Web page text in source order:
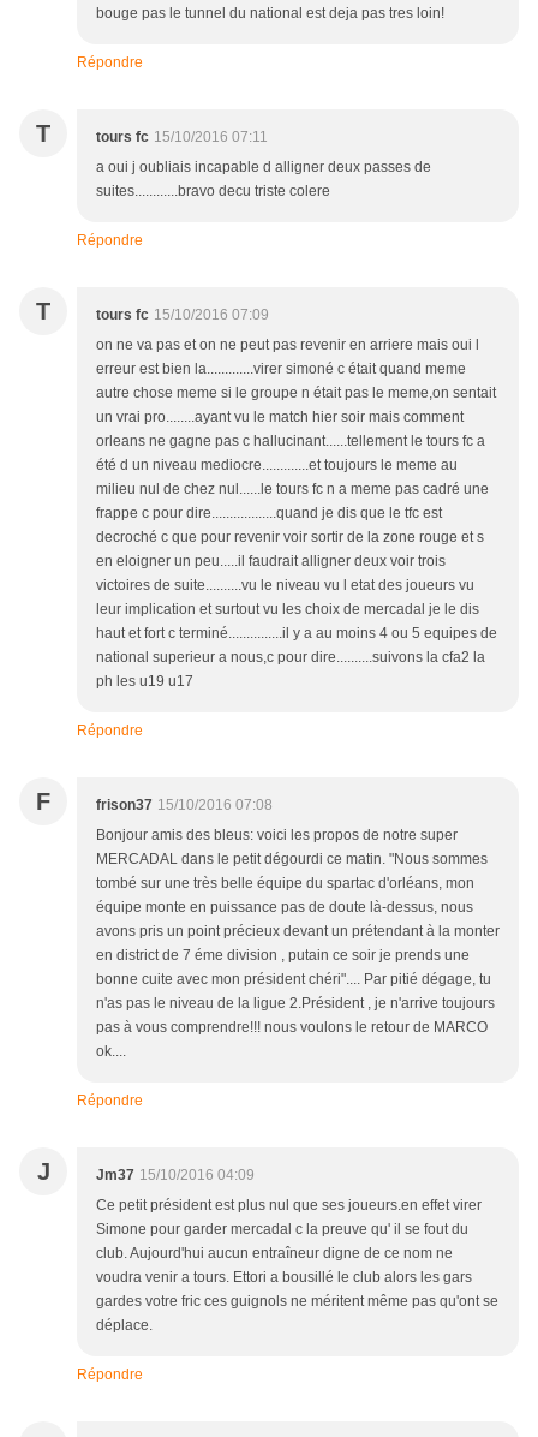
bouge pas le tunnel du national est deja pas tres loin!
Répondre
T tours fc 15/10/2016 07:11
a oui j oubliais incapable d alligner deux passes de
suites............bravo decu triste colere
Répondre
T tours fc 15/10/2016 07:09
on ne va pas et on ne peut pas revenir en arriere mais oui l
erreur est bien la.............virer simoné c était quand meme
autre chose meme si le groupe n était pas le meme,on sentait
un vrai pro........ayant vu le match hier soir mais comment
orleans ne gagne pas c hallucinant......tellement le tours fc a
été d un niveau mediocre.............et toujours le meme au
milieu nul de chez nul......le tours fc n a meme pas cadré une
frappe c pour dire..................quand je dis que le tfc est
decroché c que pour revenir voir sortir de la zone rouge et s
en eloigner un peu.....il faudrait alligner deux voir trois
victoires de suite..........vu le niveau vu l etat des joueurs vu
leur implication et surtout vu les choix de mercadal je le dis
haut et fort c terminé...............il y a au moins 4 ou 5 equipes de
national superieur a nous,c pour dire..........suivons la cfa2 la
ph les u19 u17
Répondre
F frison37 15/10/2016 07:08
Bonjour amis des bleus: voici les propos de notre super
MERCADAL dans le petit dégourdi ce matin. "Nous sommes
tombé sur une très belle équipe du spartac d'orléans, mon
équipe monte en puissance pas de doute là-dessus, nous
avons pris un point précieux devant un prétendant à la monter
en district de 7 éme division , putain ce soir je prends une
bonne cuite avec mon président chéri".... Par pitié dégage, tu
n'as pas le niveau de la ligue 2.Président , je n'arrive toujours
pas à vous comprendre!!! nous voulons le retour de MARCO
ok....
Répondre
J Jm37 15/10/2016 04:09
Ce petit président est plus nul que ses joueurs.en effet virer
Simone pour garder mercadal c la preuve qu' il se fout du
club. Aujourd'hui aucun entraîneur digne de ce nom ne
voudra venir a tours. Ettori a bousillé le club alors les gars
gardes votre fric ces guignols ne méritent même pas qu'ont se
déplace.
Répondre